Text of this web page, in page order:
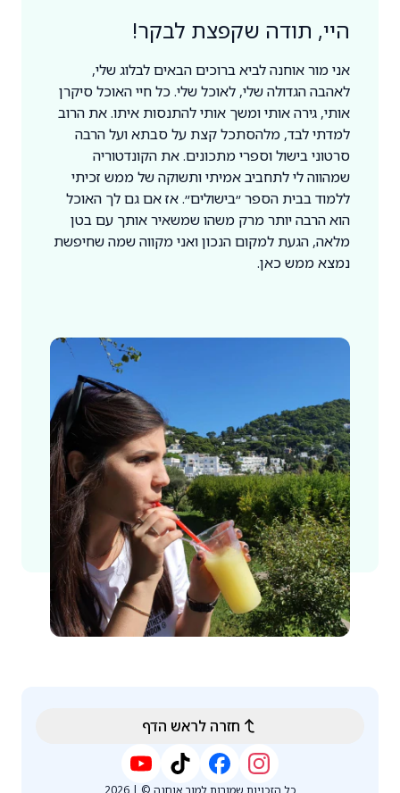
היי, תודה שקפצת לבקר!
אני מור אוחנה לביא ברוכים הבאים לבלוג שלי,
לאהבה הגדולה שלי, לאוכל שלי. כל חיי האוכל סיקרן
אותי, גירה אותי ומשך אותי להתנסות איתו. את הרוב
למדתי לבד, מלהסתכל קצת על סבתא ועל הרבה
סרטוני בישול וספרי מתכונים. את הקונדטוריה
שמהווה לי לתחביב אמיתי ותשוקה של ממש זכיתי
ללמוד בבית הספר ״בישולים״. אז אם גם לך האוכל
הוא הרבה יותר מרק משהו שמשאיר אותך עם בטן
מלאה, הגעת למקום הנכון ואני מקווה שמה שחיפשת
נמצא ממש כאן.
חזרה לראש הדף